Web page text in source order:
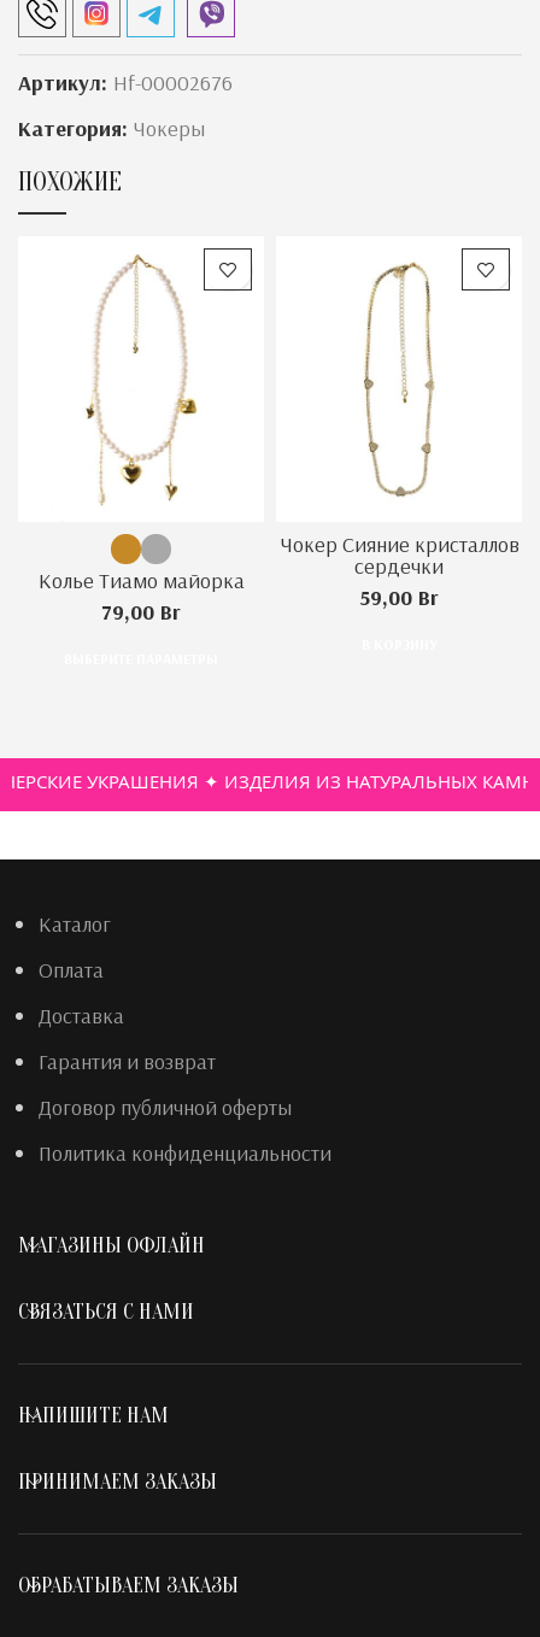
Артикул: Нf-00002676
Категория: Чокеры
ПОХОЖИЕ
Колье Тиамо майорка
79,00 Br
Чокер Сияние кристаллов
сердечки
59,00 Br
УКРАШЕНИЯ ✦ ИЗДЕЛИЯ ИЗ НАТУРАЛЬНЫХ
Каталог
Оплата
Доставка
Гарантия и возврат
Договор публичной оферты
Политика конфиденциальности
МАГАЗИНЫ ОФЛАЙН
СВЯЗАТЬСЯ С НАМИ
НАПИШИТЕ НАМ
ПРИНИМАЕМ ЗАКАЗЫ
ОБРАБАТЫВАЕМ ЗАКАЗЫ